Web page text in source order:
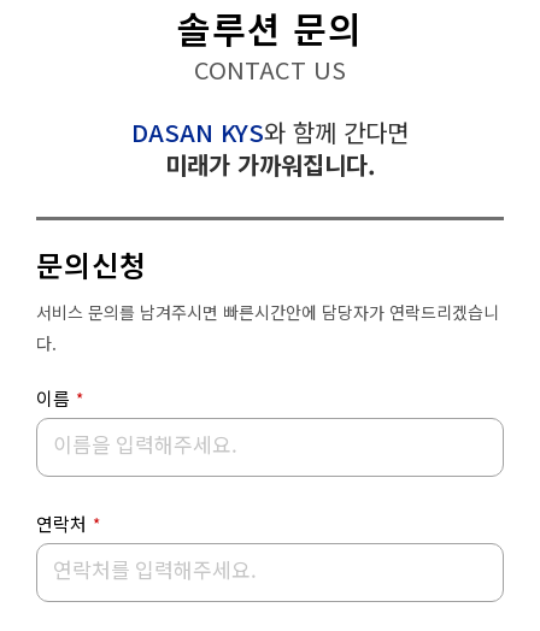
솔루션 문의
CONTACT US
DASAN KYS와 함께 간다면
미래가 가까워집니다.
문의신청
서비스 문의를 남겨주시면 빠른시간안에 담당자가 연락드리겠습니
다.
이름 *
연락처 *